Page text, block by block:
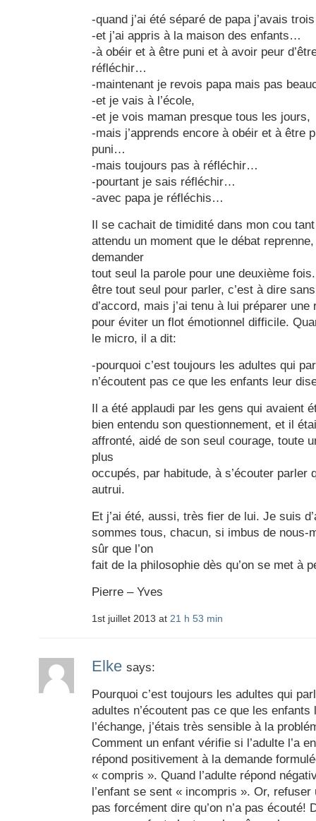
-quand j’ai été séparé de papa j’avais
-et j’ai appris à la maison des enfants…
-à obéir et à être puni et à avoir peur
réfléchir…
-maintenant je revois papa mais pas
-et je vais à l’école,
-et je vois maman presque tous les jours,
-mais j’apprends encore à obéir et à être
puni…
-mais toujours pas à réfléchir…
-pourtant je sais réfléchir…
-avec papa je réfléchis…
Il se cachait de timidité dans mon cou
attendu un moment que le débat
demander
tout seul la parole pour une deuxième
être tout seul pour parler, c’est à dire
d’accord, mais j’ai tenu à lui préparer
pour éviter un flot émotionnel difficile.
le micro, il a dit:
-pourquoi c’est toujours les adultes qui
n’écoutent pas ce que les enfants leur
Il a été applaudi par les gens qui avaient
bien entendu son questionnement, et il
affronté, aidé de son seul courage, toute
plus
occupés, par habitude, à s’écouter parler
autrui.
Et j’ai été, aussi, très fier de lui. Je suis
sommes tous, chacun, si imbus de
sûr que l’on
fait de la philosophie dès qu’on se met à
Pierre – Yves
1st juillet 2013 at 21 h 53 min
Elke says:
Pourquoi c’est toujours les adultes qui
adultes n’écoutent pas ce que les
l’échange, j’étais très sensible à la
Comment un enfant vérifie si l’adulte l’a
répond positivement à la demande
« compris ». Quand l’adulte répond
l’enfant se sent « incompris ». Or, refuser
pas forcément dire qu’on n’a pas écouté!